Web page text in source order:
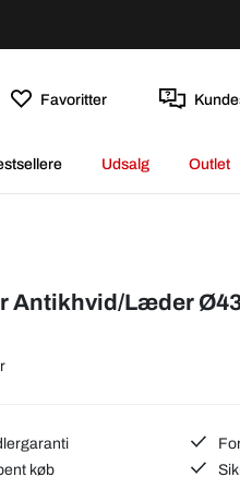
Favoritter
Udsalg Outlet
Antikhvid/Læder
køb